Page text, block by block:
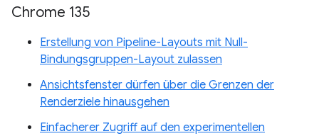
Chrome 135
Erstellung von Pipeline-Layouts mit Null-
Bindungsgruppen-Layout zulassen
Ansichtsfenster dürfen über die Grenzen der
Renderziele hinausgehen
Einfacherer Zugriff auf den experimentellen